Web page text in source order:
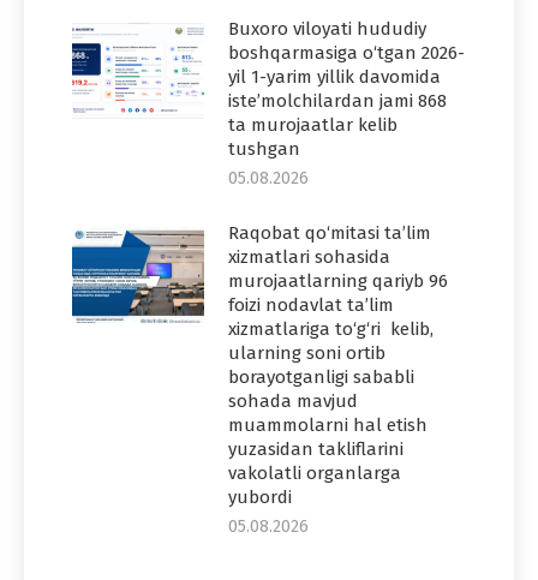
Buxoro viloyati hududiy
boshqarmasiga o‘tgan 2026-
yil 1-yarim yillik davomida
iste’molchilardan jami 868
ta murojaatlar kelib
tushgan
05.08.2026
Raqobat qo‘mitasi ta’lim
xizmatlari sohasida
murojaatlarning qariyb 96
foizi nodavlat ta’lim
xizmatlariga to‘g‘ri kelib,
ularning soni ortib
borayotganligi sababli
sohada mavjud
muammolarni hal etish
yuzasidan takliflarini
vakolatli organlarga
yubordi
05.08.2026